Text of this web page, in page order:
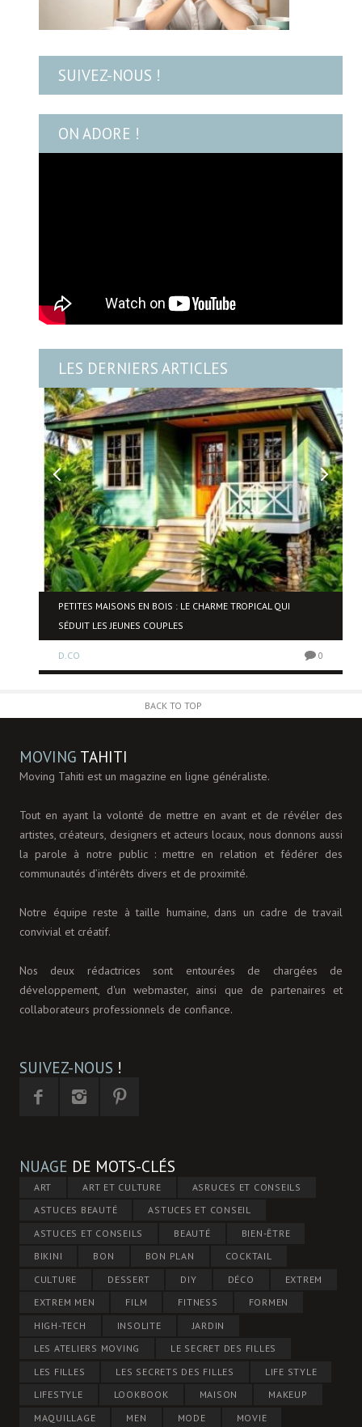
SUIVEZ-NOUS !
ON ADORE !
LES DERNIERS ARTICLES
PETITES MAISONS EN BOIS : LE CHARME TROPICAL QUI
SÉDUIT LES JEUNES COUPLES
D.CO 0
BACK TO TOP
MOVING TAHITI
Moving Tahiti est un magazine en ligne généraliste.
Tout en ayant la volonté de mettre en avant et de révéler des
artistes, créateurs, designers et acteurs locaux, nous donnons aussi
la parole à notre public : mettre en relation et fédérer des
communautés d’intérêts divers et de proximité.
Notre équipe reste à taille humaine, dans un cadre de travail
convivial et créatif.
Nos deux rédactrices sont entourées de chargées de
développement, d'un webmaster, ainsi que de partenaires et
collaborateurs professionnels de confiance.
SUIVEZ-NOUS !
NUAGE DE MOTS-CLÉS
ART ART ET CULTURE
ASRUCES ET CONSEILS
ASTUCES BEAUTÉ
ASTUCES ET CONSEIL
ASTUCES ET CONSEILS
BEAUTÉ
BIEN-ÊTRE
BIKINI
BON BON PLAN
COCKTAIL
CULTURE
DESSERT DIY DÉCO
EXTREM
EXTREM MEN
FILM FITNESS
FORMEN
HIGH-TECH
INSOLITE
JARDIN
LES ATELIERS MOVING
LE SECRET DES FILLES
LES FILLES
LES SECRETS DES FILLES
LIFE STYLE
LIFESTYLE
LOOKBOOK MAISON
MAKEUP
MAQUILLAGE
MEN MODE MOVIE